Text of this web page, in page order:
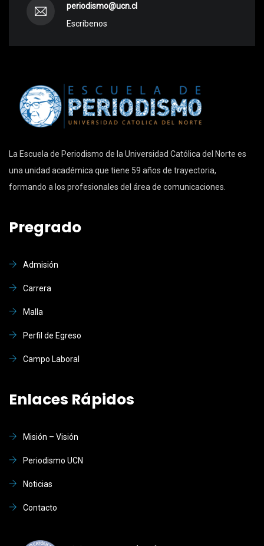
periodismo@ucn.cl
Escríbenos
La Escuela de Periodismo de la Universidad Católica del Norte es
una unidad académica que tiene 59 años de trayectoria,
formando a los profesionales del área de comunicaciones.
Pregrado
Admisión
Carrera
Malla
Perfil de Egreso
Campo Laboral
Enlaces Rápidos
Misión – Visión
Periodismo UCN
Noticias
Contacto